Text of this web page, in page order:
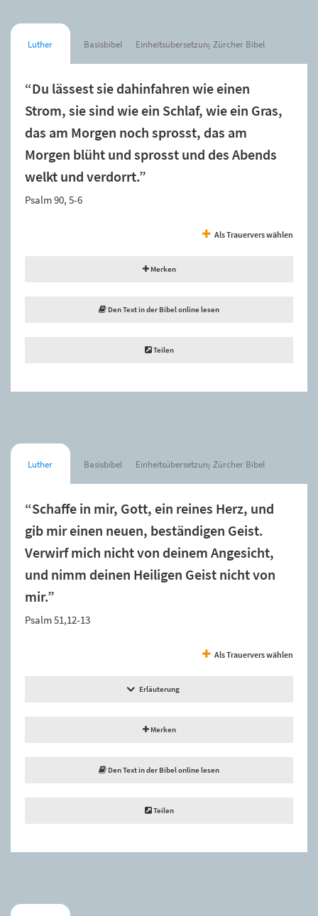
Luther Basisbibel Einheitsübersetzung Zürcher Bibel
“Du lässest sie dahinfahren wie einen
Strom, sie sind wie ein Schlaf, wie ein Gras,
das am Morgen noch sprosst, das am
Morgen blüht und sprosst und des Abends
welkt und verdorrt.”
Psalm 90, 5-6
Als Trauervers wählen
Merken
Den Text in der Bibel online lesen
Teilen
Luther Basisbibel Einheitsübersetzung Zürcher Bibel
“Schaffe in mir, Gott, ein reines Herz, und
gib mir einen neuen, beständigen Geist.
Verwirf mich nicht von deinem Angesicht,
und nimm deinen Heiligen Geist nicht von
mir.”
Psalm 51,12-13
Als Trauervers wählen
Erläuterung
Merken
Den Text in der Bibel online lesen
Teilen